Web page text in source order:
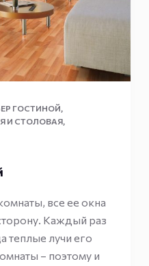
ГОСТИНОЙ,
И СТОЛОВАЯ,
все ее окна
Каждый раз
теплые лучи его
– поэтому и